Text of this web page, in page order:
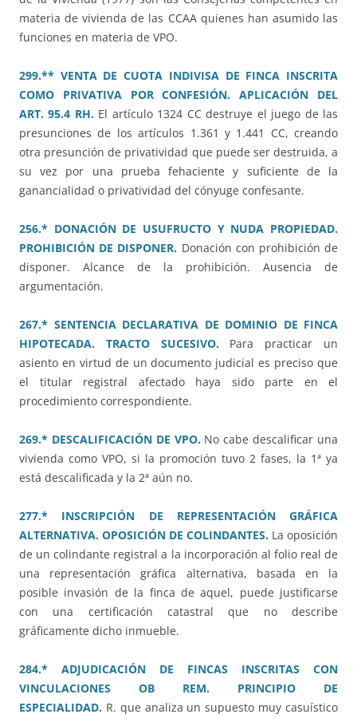
materia de vivienda de las CCAA quienes han asumido las
funciones en materia de VPO.
299.** VENTA DE CUOTA INDIVISA DE FINCA INSCRITA
COMO PRIVATIVA POR CONFESIÓN. APLICACIÓN DEL
ART. 95.4 RH.El artículo 1324 CC destruye el juego de las
presunciones de los artículos 1.361 y 1.441 CC, creando
otra presunción de privatividad que puede ser destruida, a
su vez por una prueba fehaciente y suficiente de la
ganancialidad o privatividad del cónyuge confesante.
256.* DONACIÓN DE USUFRUCTO Y NUDA PROPIEDAD.
PROHIBICIÓN DE DISPONER. Donación con prohibición de
disponer. Alcance de la prohibición. Ausencia de
argumentación.
267.* SENTENCIA DECLARATIVA DE DOMINIO DE FINCA
HIPOTECADA. TRACTO SUCESIVO.Para practicar un
asiento en virtud de un documento judicial es preciso que
el titular registral afectado haya sido parte en el
procedimiento correspondiente.
269.* DESCALIFICACIÓN DE VPO.No cabe descalificar una
vivienda como VPO, si la promoción tuvo 2 fases, la 1ª ya
está descalificada y la 2ª aún no.
277.* INSCRIPCIÓN DE REPRESENTACIÓN GRÁFICA
ALTERNATIVA. OPOSICIÓN DE COLINDANTES. La oposición
de un colindante registral a la incorporación al folio real de
una representación gráfica alternativa, basada en la
posible invasión de la finca de aquel, puede justificarse
con una certificación catastral que no describe
gráficamente dicho inmueble.
284.* ADJUDICACIÓN DE FINCAS INSCRITAS CON
VINCULACIONES OB REM. PRINCIPIO DE
ESPECIALIDAD. R. que analiza un supuesto muy casuístico